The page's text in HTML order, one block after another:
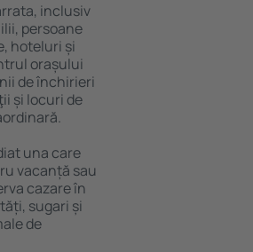
inclusiv
persoane
hoteluri și
orașului
de închirieri
și locuri de
una care
vacanță sau
cazare în
sugari și
de